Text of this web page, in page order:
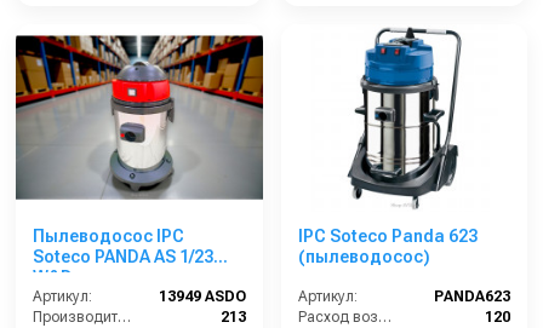
Пылеводосос IPC
Soteco PANDA AS 1/23
W&D
Артикул:
13949 ASDO
Производительность (м3/час):
213
IPC Soteco Panda 623
(пылеводосос)
Артикул:
PANDA623
Расход воздуха (л/сек):
120